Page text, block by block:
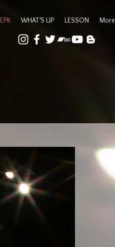
EPK WHAT'S UP LESSON More